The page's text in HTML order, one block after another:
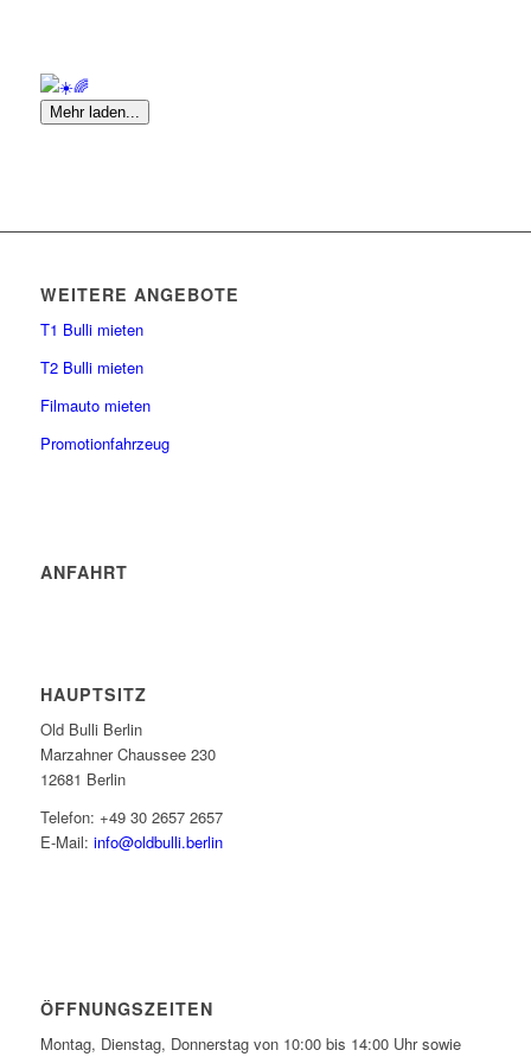
Mehr laden...
WEITERE ANGEBOTE
T1 Bulli mieten
T2 Bulli mieten
Filmauto mieten
Promotionfahrzeug
ANFAHRT
HAUPTSITZ
Old Bulli Berlin
Marzahner Chaussee 230
12681 Berlin
Telefon: +49 30 2657 2657
E-Mail: info@oldbulli.berlin
ÖFFNUNGSZEITEN
Montag, Dienstag, Donnerstag von 10:00 bis 14:00 Uhr sowie